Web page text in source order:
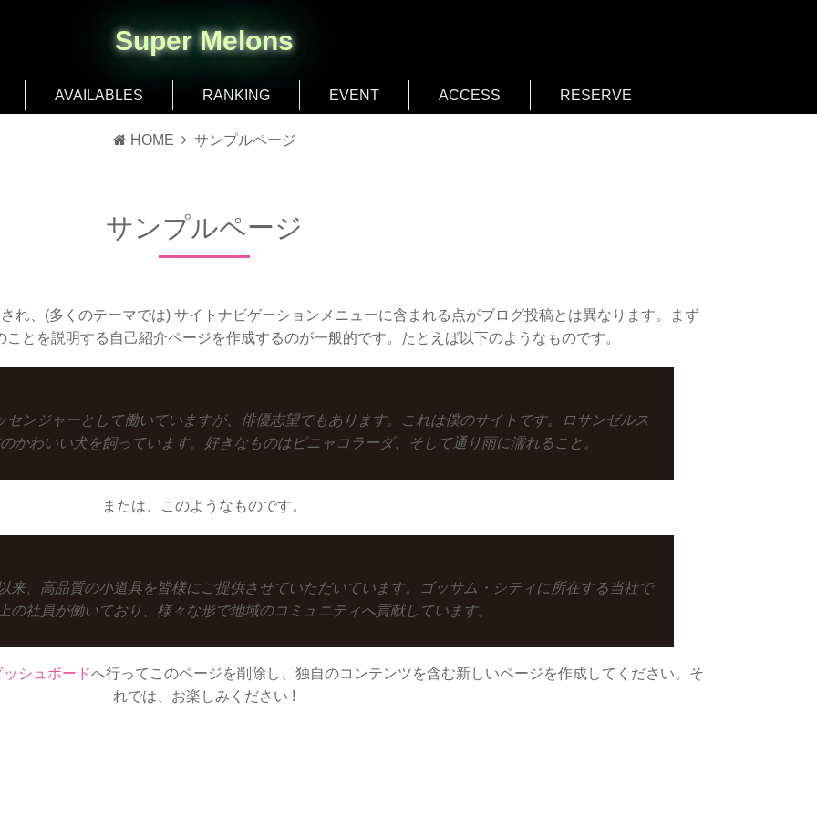
Super Melons
AVAILABLES RANKING EVENT ACCESS RESERVE
HOME サンプルページ
サンプルページ
れ、(多くのテーマでは) サイトナビゲーションメニューに含まれる点がブログ投稿とは異なります。まず
とを説明する自己紹介ページを作成するのが一般的です。たとえば以下のようなものです。
ンジャーとして働いていますが、俳優志望でもあります。これは僕のサイトです。ロサンゼルス
かわいい犬を飼っています。好きなものはピニャコラーダ、そして通り雨に濡れること。
または、このようなものです。
来、高品質の小道具を皆様にご提供させていただいています。ゴッサム・シティに所在する当社で
の社員が働いており、様々な形で地域のコミュニティへ貢献しています。
ッシュボードへ行ってこのページを削除し、独自のコンテンツを含む新しいページを作成してください。そ
れでは、お楽しみください !